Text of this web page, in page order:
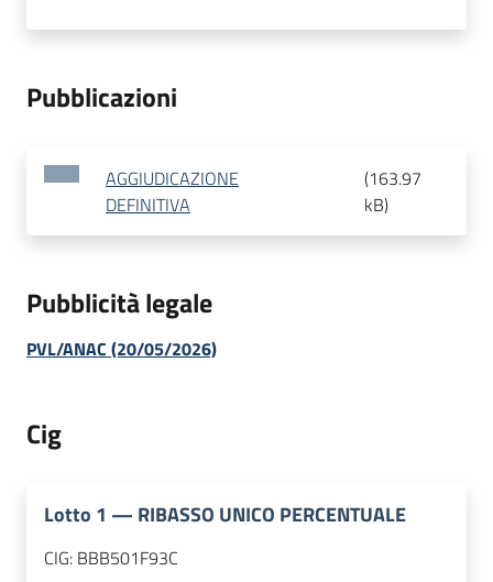
Pubblicazioni
AGGIUDICAZIONE
DEFINITIVA
(163.97
kB)
Pubblicità legale
PVL/ANAC (20/05/2026)
Cig
Lotto 1 — RIBASSO UNICO PERCENTUALE
CIG: BBB501F93C